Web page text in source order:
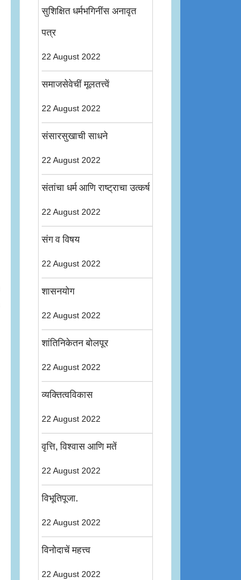
सुशिक्षित धर्मभगिनींस अनावृत
पत्र
22 August 2022
समाजसेवेचीं मूलतत्त्वें
22 August 2022
संसारसुखाची साधने
22 August 2022
संतांचा धर्म आणि राष्ट्राचा उत्कर्ष
22 August 2022
संग व विषय
22 August 2022
शासनयोग
22 August 2022
शांतिनिकेतन बोलपूर
22 August 2022
व्यक्तित्वविकास
22 August 2022
वृत्ति, विश्वास आणि मतें
22 August 2022
विभूतिपूजा.
22 August 2022
विनोदाचें महत्त्व
22 August 2022